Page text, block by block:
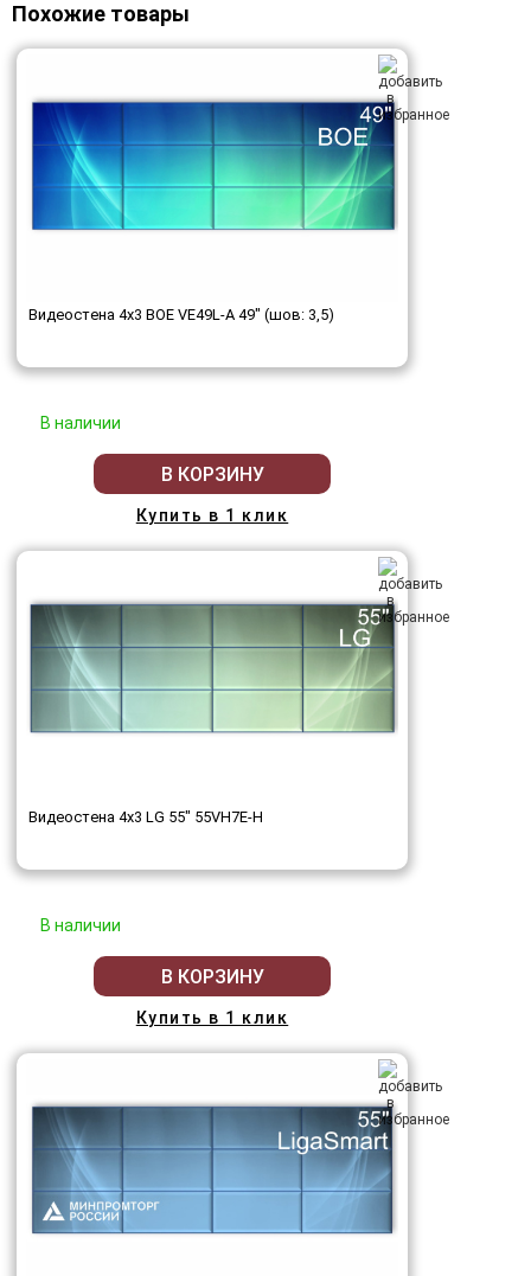
Похожие товары
Видеостена 4x3 BOE VE49L-A 49" (шов: 3,5)
В наличии
В КОРЗИНУ
Купить в 1 клик
Видеостена 4x3 LG 55" 55VH7E-H
В наличии
В КОРЗИНУ
Купить в 1 клик